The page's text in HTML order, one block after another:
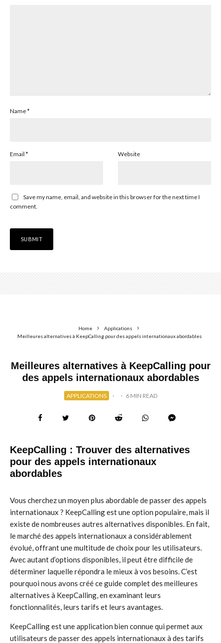
Name*
Email * Website
Save my name, email, and website in this browser for the next time I
comment.
Home
Applications
Meilleures alternatives à KeepCalling pour des appels internationaux abordables
Meilleures alternatives à KeepCalling pour
des appels internationaux abordables
APPLICATIONS · · 6 MIN READ
KeepCalling : Trouver des alternatives
pour des appels internationaux
abordables
Vous cherchez un moyen plus abordable de passer des appels
internationaux ? KeepCalling est une option populaire, mais il
existe de nombreuses autres alternatives disponibles. En fait,
le marché des appels internationaux a considérablement
évolué, offrant une multitude de choix pour les utilisateurs.
Avec autant d’options disponibles, il peut être difficile de
déterminer laquelle répondra le mieux à vos besoins. C’est
pourquoi nous avons créé ce guide complet des meilleures
alternatives à KeepCalling, en examinant leurs
fonctionnalités, leurs tarifs et leurs avantages.
KeepCalling est une application bien connue qui permet aux
utilisateurs de passer des appels internationaux à des tarifs